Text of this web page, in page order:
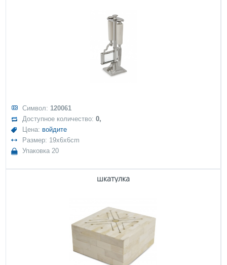
Символ: 120061
Доступное количество:0,
Цена: войдите
Размер: 19x6x6cm
Упаковка 20
шкатулка